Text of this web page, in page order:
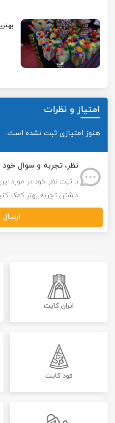
امتیاز و نظرات
هنوز امتیازی ثبت نشده است.
نظر، تجربه و سوال خود
با ثبت نظر خود در مورد
داشتن تجربه بهتر کمک
ارسال
ایران کایت
فود کایت